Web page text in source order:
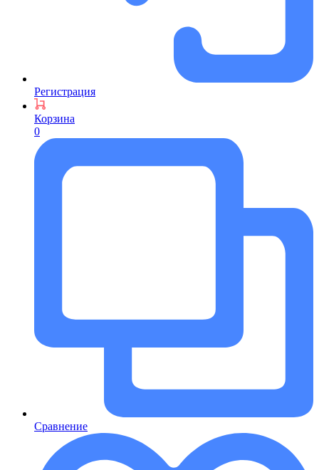
Регистрация
Корзина
0
Сравнение